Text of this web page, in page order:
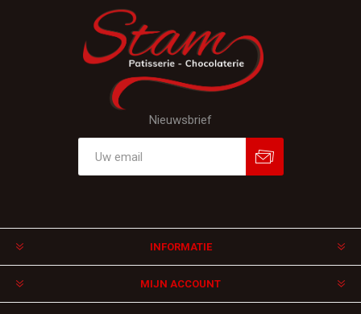
Nieuwsbrief
INFORMATIE
MIJN ACCOUNT